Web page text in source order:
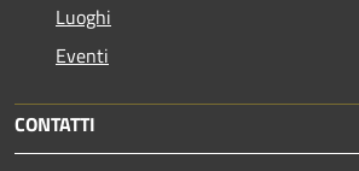
Luoghi
Eventi
CONTATTI